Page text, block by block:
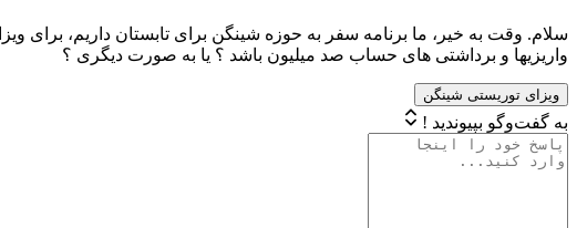
واریزیها و برداشتی های حساب صد میلیون باشد ؟ یا به صورت دیگری ؟
ویزای توریستی شینگن
به گفت‌وگو بپیوندید !